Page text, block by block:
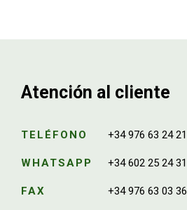
Atención al cliente
TELÉFONO +34 976 63 24 21
WHATSAPP +34 602 25 24 31
FAX +34 976 63 03 36